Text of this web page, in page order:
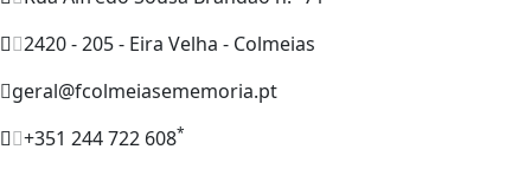
2420 - 205 - Eira Velha - Colmeias
geral@fcolmeiasememoria.pt
+351 244 722 608*